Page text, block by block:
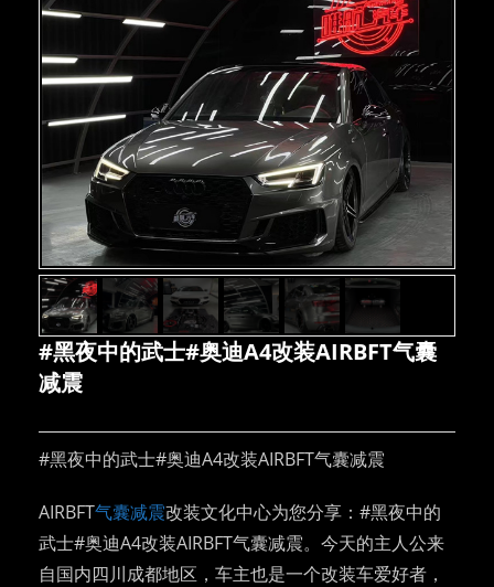
#黑夜中的武士#奥迪A4改装AIRBFT气囊
减震
#黑夜中的武士#奥迪A4改装AIRBFT气囊减震
AIRBFT气囊减震改装文化中心为您分享：#黑夜中的
武士#奥迪A4改装AIRBFT气囊减震。今天的主人公来
自国内四川成都地区，车主也是一个改装车爱好者，